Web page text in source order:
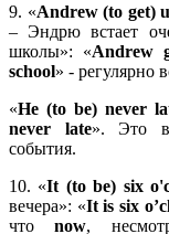
9. «Andrew (to get)
– Эндрю встает
школы»: «Andrew
school» - регулярно
«He (to be) never
never late». Это
события.
10. «It (to be) six
вечера»: «It is six
чтоnow,